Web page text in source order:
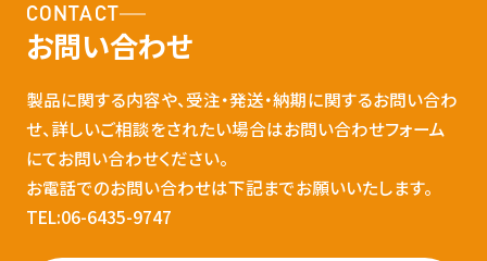
CONTACT
お問い合わせ
製品に関する内容や、受注・発送・納期に関するお問い合わ
せ、詳しいご相談をされたい場合はお問い合わせフォーム
にてお問い合わせください。
お電話でのお問い合わせは下記までお願いいたします。
TEL:06-6435-9747